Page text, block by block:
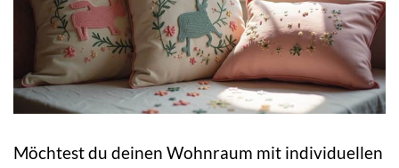
Möchtest du deinen Wohnraum mit individuellen